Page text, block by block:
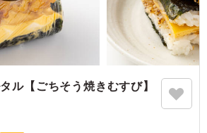
ル【ごちそう焼きむすび】